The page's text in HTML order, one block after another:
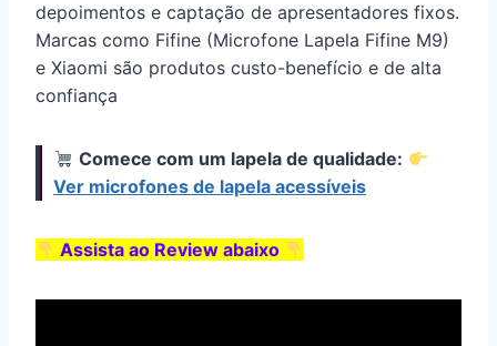
depoimentos e captação de apresentadores fixos.
Marcas como Fifine (Microfone Lapela Fifine M9)
e Xiaomi são produtos custo-benefício e de alta
confiança
Comece com um lapela de qualidade:
Ver microfones de lapela acessíveis
Assista ao Review abaixo